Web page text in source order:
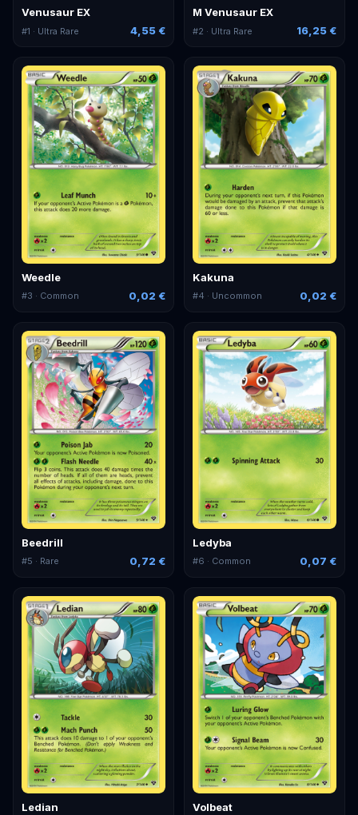
Venusaur EX
#1 · Ultra Rare 4,55 €
M Venusaur EX
#2 · Ultra Rare 16,25 €
Weedle
#3 · Common 0,02 €
Kakuna
#4 · Uncommon 0,02 €
Beedrill
#5 · Rare 0,72 €
Ledyba
#6 · Common 0,07 €
Ledian Volbeat